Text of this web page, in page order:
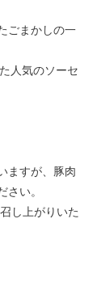
ごまかしの一
人気のソーセ
ますが、豚肉
さい。
し上がりいた